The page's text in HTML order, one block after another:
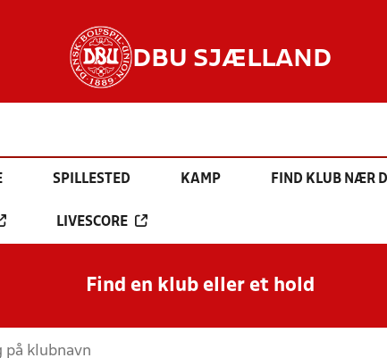
DBU SJÆLLAND
SPILLESTED KAMP FIND KLUB NÆR
LIVESCORE
Find en klub eller et hold